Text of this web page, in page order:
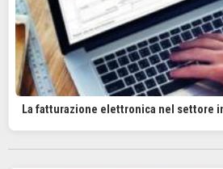
La fatturazione elettronica nel settore